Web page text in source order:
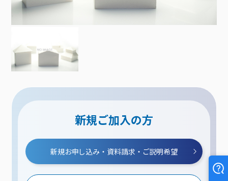
新規ご加入の方
新規お申し込み・資料請求・ご説明希望